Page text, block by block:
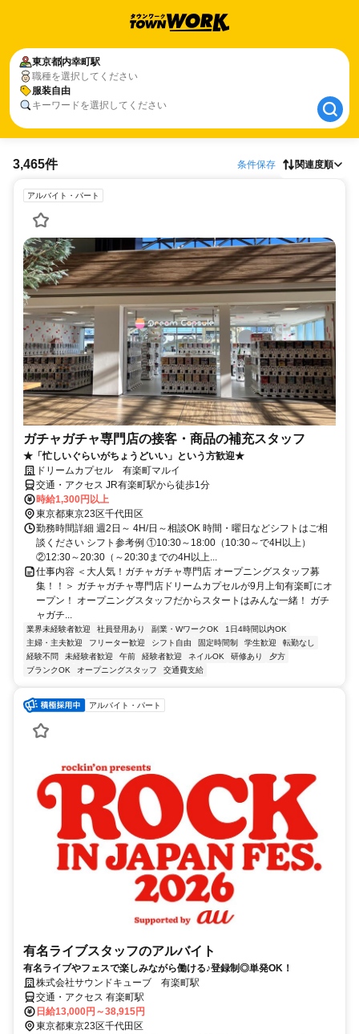
東京都内幸町駅
職種を選択してください
服装自由
キーワードを選択してください
東京都内幸町駅
服装自由
3,465件 条件保存 関連度順
アルバイト・パート
ガチャガチャ専門店の接客・商品の補充スタッフ
★「忙しいぐらいがちょうどいい」という方歓迎★
ドリームカプセル 有楽町マルイ
交通・アクセス JR有楽町駅から徒歩1分
時給1,300円以上
東京都東京23区千代田区
勤務時間詳細 週2日～ 4H/日～相談OK 時間・曜日などシフトはご相
談ください シフト参考例 ①10:30～18:00（10:30～で4H以上）
②12:30～20:30（～20:30までの4H以上...
仕事内容 ＜大人気！ガチャガチャ専門店 オープニングスタッフ募
集！！＞ ガチャガチャ専門店ドリームカプセルが9月上旬有楽町にオ
ープン！ オープニングスタッフだからスタートはみんな一緒！ ガチ
ャガチ...
業界未経験者歓迎 社員登用あり 副業・WワークOK
1日4時間以内OK
主婦・主夫歓迎
フリーター歓迎 シフト自由 固定時間制 学生歓迎
転勤なし
経験不問
未経験者歓迎 午前 経験者歓迎 ネイルOK 研修あり
夕方
ブランクOK
オープニングスタッフ 交通費支給
アルバイト・パート
有名ライブスタッフのアルバイト
有名ライブやフェスで楽しみながら働ける♪登録制◎単発OK！
株式会社サウンドキューブ 有楽町駅
交通・アクセス 有楽町駅
日給13,000円～38,915円
東京都東京23区千代田区